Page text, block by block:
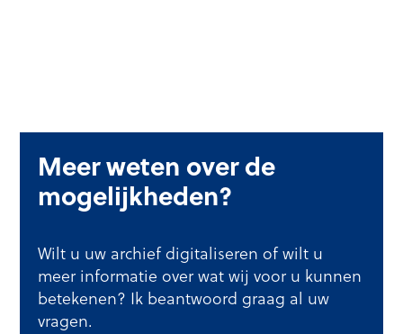
Meer weten over de
mogelijkheden?
Wilt u uw archief digitaliseren of wilt u
meer informatie over wat wij voor u kunnen
betekenen? Ik beantwoord graag al uw
vragen.